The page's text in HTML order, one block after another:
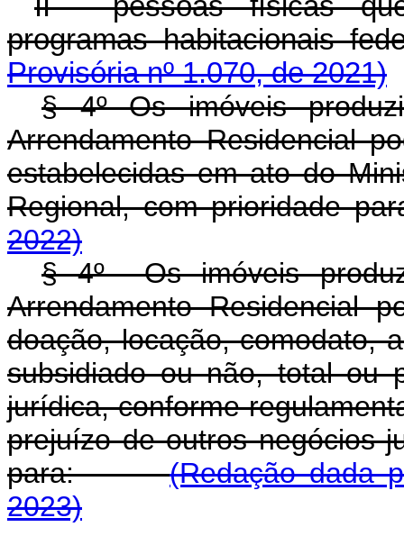
II - pessoas físicas
programas habitacionais
Provisória nº 1.070, de 2021)
§ 4º Os imóveis
Arrendamento Residencial
estabelecidas em ato do
Regional, com prioridade
2022)
§ 4º Os imóveis
Arrendamento Residencial
doação, locação, comodato,
subsidiado ou não, total ou
jurídica, conforme
prejuízo de outros negócios
para:(Redação dada
2023)